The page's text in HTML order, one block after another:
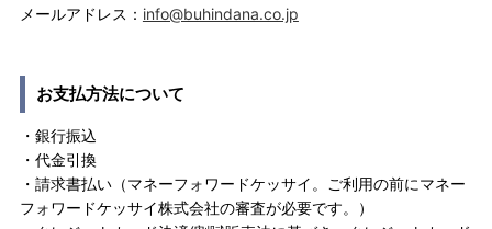
メールアドレス： info@buhindana.co.jp
お支払方法について
・銀行振込
・代金引換
・請求書払い（マネーフォワードケッサイ。ご利用の前にマネー
フォワードケッサイ株式会社の審査が必要です。）